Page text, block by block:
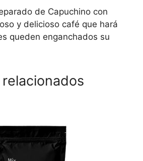
de Capuchino con
y delicioso café que hará
queden enganchados su